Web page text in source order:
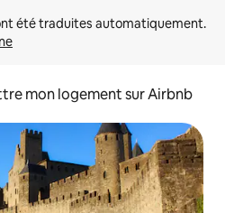
mon logement sur Airbnb